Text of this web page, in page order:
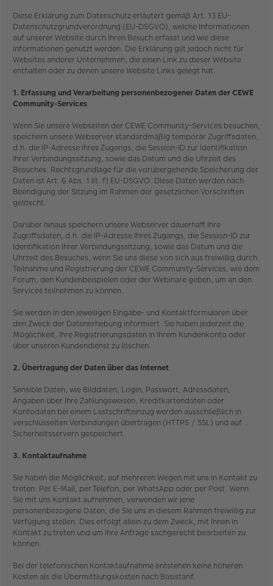
Diese Erklärung zum Datenschutz erläutert gemäß Art. 13 EU-
Datenschutzgrundverordnung (EU-DSGVO), welche Informationen
auf unserer Website durch Ihren Besuch erfasst und wie diese
Informationen genutzt werden. Die Erklärung gilt jedoch nicht für
Websites anderer Unternehmen, die einen Link zu dieser Website
enthalten oder zu denen unsere Website Links gelegt hat.
1. Erfassung und Verarbeitung personenbezogener Daten der CEWE
Community-Services
Wenn Sie unsere Webseiten der CEWE Community-Services besuchen,
speichern unsere Webserver standardmäßig temporär Zugriffsdaten,
d.h. die IP-Adresse Ihres Zugangs, die Session-ID zur Identifikation
Ihrer Verbindungssitzung, sowie das Datum und die Uhrzeit des
Besuches. Rechtsgrundlage für die vorübergehende Speicherung der
Daten ist Art. 6 Abs. 1 lit. f) EU-DSGVO. Diese Daten werden nach
Beendigung der Sitzung im Rahmen der gesetzlichen Vorschriften
gelöscht.
Darüber hinaus speichern unsere Webserver dauerhaft Ihre
Zugriffsdaten, d.h. die IP-Adresse Ihres Zugangs, die Session-ID zur
Identifikation Ihrer Verbindungssitzung, sowie das Datum und die
Uhrzeit des Besuches, wenn Sie uns diese von sich aus freiwillig durch
Teilnahme und Registrierung der CEWE Community-Services, wie dem
Forum, den Kundenbeispielen oder der Webinare geben, um an den
Services teilnehmen zu können.
Sie werden in den jeweiligen Eingabe- und Kontaktformularen über
den Zweck der Datenerhebung informiert. Sie haben jederzeit die
Möglichkeit, Ihre Registrierungsdaten in Ihrem Kundenkonto oder
über unseren Kundendienst zu löschen.
2. Übertragung der Daten über das Internet
Sensible Daten, wie Bilddaten, Login, Passwort, Adressdaten,
Angaben über Ihre Zahlungsweisen, Kreditkartendaten oder
Kontodaten bei einem Lastschrifteinzug werden ausschließlich in
verschlüsselten Verbindungen übertragen (HTTPS / SSL) und auf
Sicherheitsservern gespeichert.
3. Kontaktaufnahme
Sie haben die Möglichkeit, auf mehreren Wegen mit uns in Kontakt zu
treten: Per E-Mail, per Telefon, per WhatsApp oder per Post. Wenn
Sie mit uns Kontakt aufnehmen, verwenden wir jene
personenbezogene Daten, die Sie uns in diesem Rahmen freiwillig zur
Verfügung stellen. Dies erfolgt allein zu dem Zweck, mit Ihnen in
Kontakt zu treten und um Ihre Anfrage sachgerecht bearbeiten zu
können.
Bei der telefonischen Kontaktaufnahme entstehen keine höheren
Kosten als die Übermittlungskosten nach Basistarif.